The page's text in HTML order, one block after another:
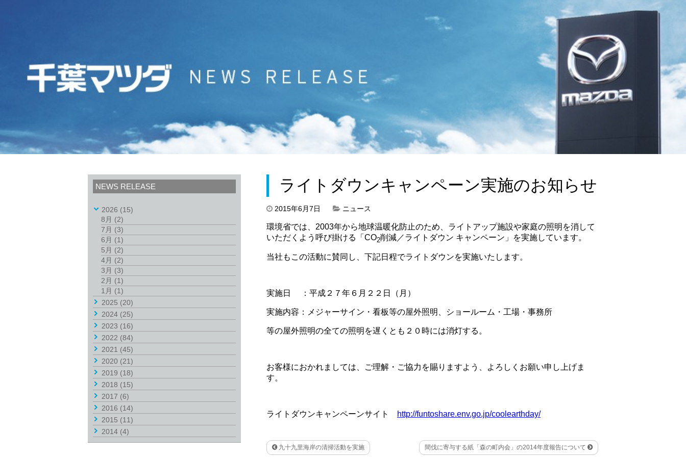
ライトダウンキャンペーン実施のお知らせ
2015年6月7日 ニュース
環境省では、2003年から地球温暖化防止のため、ライトアップ施設や家庭の照明を消して
いただくよう呼び掛ける「CO2削減／ライトダウン キャンペーン」を実施しています。
当社もこの活動に賛同し、下記日程でライトダウンを実施いたします。
実施日 ：平成２７年６月２２日（月）
実施内容：メジャーサイン・看板等の屋外照明、ショールーム・工場・事務所
等の屋外照明の全ての照明を遅くとも２０時には消灯する。
お客様におかれましては、ご理解・ご協力を賜りますよう、よろしくお願い申し上げま
す。
ライトダウンキャンペーンサイト http://funtoshare.env.go.jp/coolearthday/
九十九里海岸の清掃活動を実施 間伐に寄与する紙「森の町内会」の2014年度報告について
NEWS RELEASE
2026 (15)
8月 (2)
7月 (3)
6月 (1)
5月 (2)
4月 (2)
3月 (3)
2月 (1)
1月 (1)
2025 (20)
2024 (25)
2023 (16)
2022 (84)
2021 (45)
2020 (21)
2019 (18)
2018 (15)
2017 (6)
2016 (14)
2015 (11)
2014 (4)